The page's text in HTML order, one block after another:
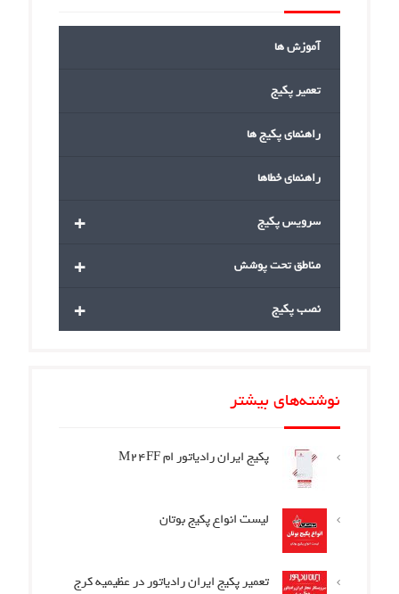
آموزش ها
تعمیر پکیج
راهنمای پکیج ها
راهنمای خطاها
+ سرویس پکیج
+ مناطق تحت پوشش
+ نصب پکیج
نوشته‌های بیشتر
پکیج ایران رادیاتور ام M24FF
لیست انواع پکیج بوتان
تعمیر پکیج ایران رادیاتور در عظیمیه کرج